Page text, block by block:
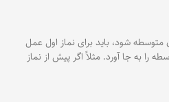
زن متوسطه شود، باید براى نماز اول عمل
را به جا آورد. مثلاً اگر پیش از نماز